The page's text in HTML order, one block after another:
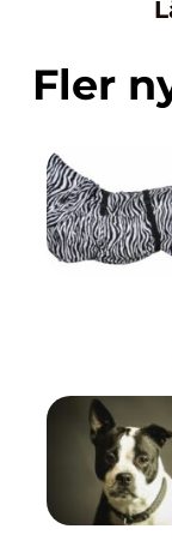
Fler